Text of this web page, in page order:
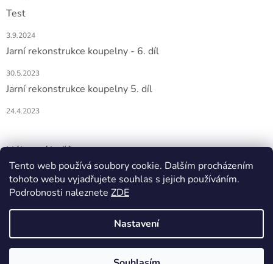
Tento web používá soubory cookie. Dalším procházením
tohoto webu vyjadřujete souhlas s jejich používáním.
Podrobnosti naleznete ZDE
Nastavení
Test
3.9.2024
Jarní rekonstrukce koupelny - 6. díl
30.5.2023
Jarní rekonstrukce koupelny 5. díl
24.4.2023
Nákupní košík
0KS /0 KČ
Vytvořil Shoptet